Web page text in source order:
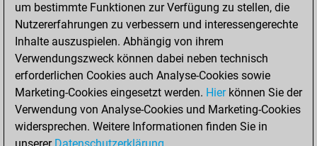
You achieved a
BeautyScore of 16
Fritz
achieved a new Elo
of 1592
You created
your Fritz account
um bestimmte Funktionen zur Verfügung zu stellen, die
Nutzererfahrungen zu verbessern und interessengerechte
Inhalte auszuspielen. Abhängig von ihrem
Verwendungszweck können dabei neben technisch
erforderlichen Cookies auch Analyse-Cookies sowie
Marketing-Cookies eingesetzt werden. Hierkönnen Sie der
Verwendung von Analyse-Cookies und Marketing-Cookies
widersprechen. Weitere Informationen finden Sie in